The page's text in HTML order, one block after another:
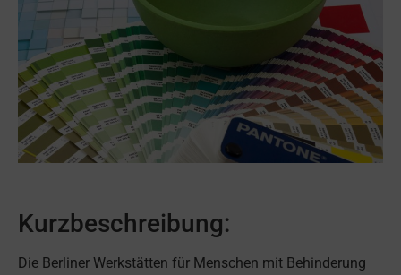
Kurzbeschreibung:
Die Berliner Werkstätten für Menschen mit Behinderung